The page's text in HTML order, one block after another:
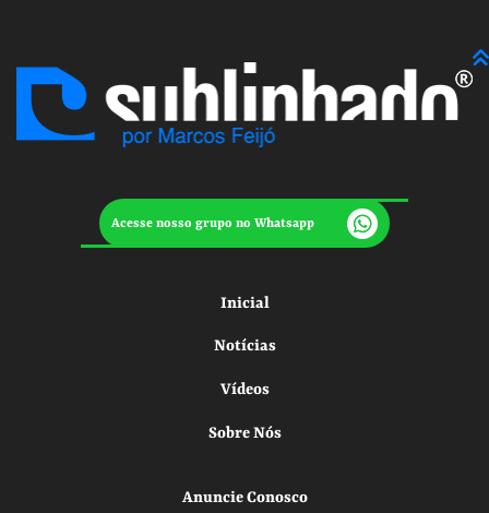
Acesse nosso grupo no Whatsapp
Inicial
Notícias
Vídeos
Sobre Nós
Anuncie Conosco